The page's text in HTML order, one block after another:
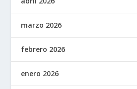
marzo 2026
febrero 2026
enero 2026